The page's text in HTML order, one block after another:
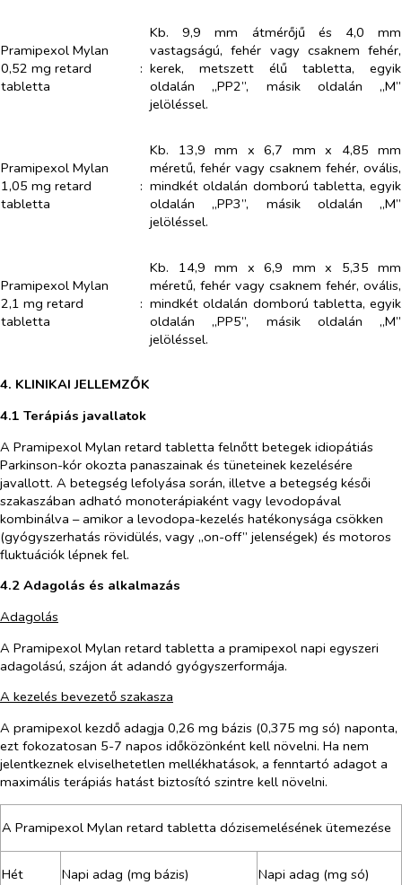
Pramipexol Mylan
0,52 mg retard
tabletta
:
Kb. 9,9 mm átmérőjű és 4,0 mm
vastagságú, fehér vagy csaknem fehér,
kerek, metszett élű tabletta, egyik
oldalán „PP2”, másik oldalán „M”
jelöléssel.
Pramipexol Mylan
1,05 mg retard
tabletta
:
Kb. 13,9 mm x 6,7 mm x 4,85 mm
méretű, fehér vagy csaknem fehér, ovális,
mindkét oldalán domború tabletta, egyik
oldalán „PP3”, másik oldalán „M”
jelöléssel.
Pramipexol Mylan
2,1 mg retard
tabletta
:
Kb. 14,9 mm x 6,9 mm x 5,35 mm
méretű, fehér vagy csaknem fehér, ovális,
mindkét oldalán domború tabletta, egyik
oldalán „PP5”, másik oldalán „M”
jelöléssel.
4. KLINIKAI JELLEMZŐK
4.1 Terápiás javallatok
A Pramipexol Mylan retard tabletta felnőtt betegek idiopátiás
Parkinson-kór okozta panaszainak és tüneteinek kezelésére
javallott. A betegség lefolyása során, illetve a betegség késői
szakaszában adható monoterápiaként vagy levodopával
kombinálva – amikor a levodopa-kezelés hatékonysága csökken
(gyógyszerhatás rövidülés, vagy „on-off” jelenségek) és motoros
fluktuációk lépnek fel.
4.2 Adagolás és alkalmazás
Adagolás
A Pramipexol Mylan retard tabletta a pramipexol napi egyszeri
adagolású, szájon át adandó gyógyszerformája.
A kezelés bevezető szakasza
A pramipexol kezdő adagja 0,26 mg bázis (0,375 mg só) naponta,
ezt fokozatosan 5-7 napos időközönként kell növelni. Ha nem
jelentkeznek elviselhetetlen mellékhatások, a fenntartó adagot a
maximális terápiás hatást biztosító szintre kell növelni.
A Pramipexol Mylan retard tabletta dózisemelésének ütemezése
Hét Napi adag (mg bázis) Napi adag (mg só)